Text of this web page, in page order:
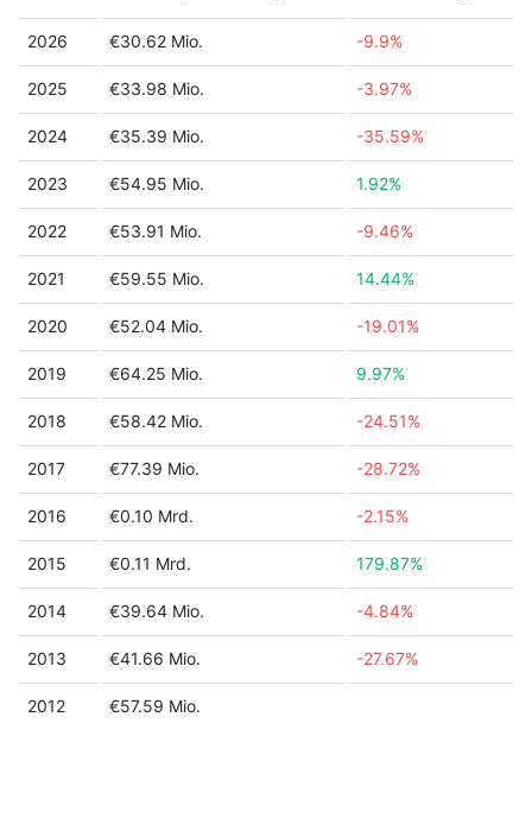
2026 €30.62 Mio. -9.9%
2025 €33.98 Mio. -3.97%
2024 €35.39 Mio. -35.59%
2023 €54.95 Mio. 1.92%
2022 €53.91 Mio. -9.46%
2021 €59.55 Mio. 14.44%
2020 €52.04 Mio. -19.01%
2019 €64.25 Mio. 9.97%
2018 €58.42 Mio. -24.51%
2017 €77.39 Mio. -28.72%
2016 €0.10 Mrd. -2.15%
2015 €0.11 Mrd. 179.87%
2014 €39.64 Mio. -4.84%
2013 €41.66 Mio. -27.67%
2012 €57.59 Mio.